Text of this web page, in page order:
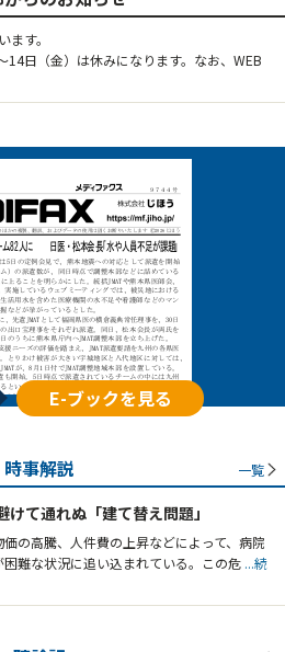
す。
14日（金）は休みになります。なお、WEB
E-ブックを見る
時事解説 一覧
て通れぬ「建て替え問題」
の高騰、人件費の上昇などによって、病院
困難な状況に追い込まれている。この危 ...続